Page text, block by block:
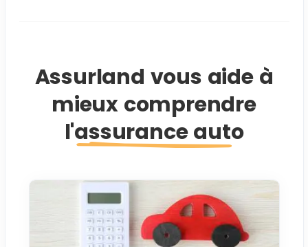
Assurland vous aide à
mieux comprendre
l'assurance auto